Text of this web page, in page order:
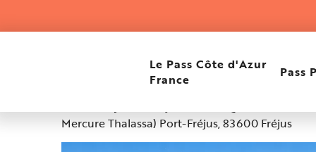
Le Pass Côte d'Azur
France
Pass
Randonnée en Jet-ski
Mercure Thalassa) Port-Fréjus, 83600 Fréjus